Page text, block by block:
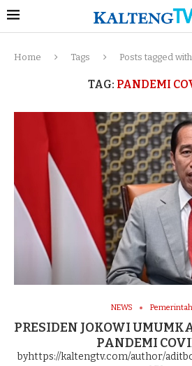
Home Tags Posts tagged
TAG: PANDEMI
NEWS
PRESIDEN JOKOWI
PANDEMI
byhttps://kaltengtv.com/author/